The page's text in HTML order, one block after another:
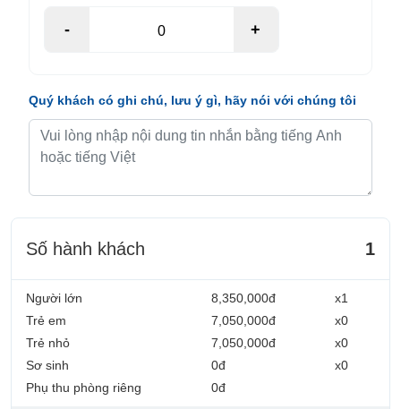
- +
Quý khách có ghi chú, lưu ý gì, hãy nói với chúng tôi
Số hành khách 1
Người lớn
Trẻ em
Trẻ nhỏ
Sơ sinh
Phụ thu phòng riêng
8,350,000đ
7,050,000đ
7,050,000đ
0đ
0đ
x1
x0
x0
x0